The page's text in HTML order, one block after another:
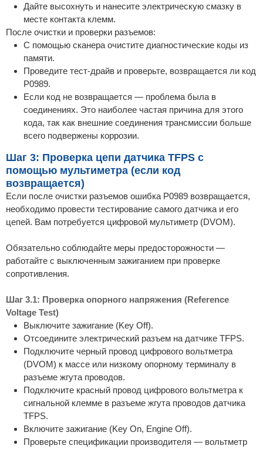
Дайте высохнуть и нанесите электрическую смазку в
месте контакта клемм.
После очистки и проверки разъемов:
С помощью сканера очистите диагностические коды из
памяти.
Проведите тест-драйв и проверьте, возвращается ли код
P0989.
Если код не возвращается — проблема была в
соединениях. Это наиболее частая причина для этого
кода, так как внешние соединения трансмиссии больше
всего подвержены коррозии.
Шаг 3: Проверка цепи датчика TFPS с
помощью мультиметра (если код
возвращается)
Если после очистки разъемов ошибка P0989 возвращается,
необходимо провести тестирование самого датчика и его
цепей. Вам потребуется цифровой мультиметр (DVOM).
Обязательно соблюдайте меры предосторожности —
работайте с выключенным зажиганием при проверке
сопротивления.
Шаг 3.1: Проверка опорного напряжения (Reference
Voltage Test)
Выключите зажигание (Key Off).
Отсоедините электрический разъем на датчике TFPS.
Подключите черный провод цифрового вольтметра
(DVOM) к массе или низкому опорному терминалу в
разъеме жгута проводов.
Подключите красный провод цифрового вольтметра к
сигнальной клемме в разъеме жгута проводов датчика
TFPS.
Включите зажигание (Key On, Engine Off).
Проверьте спецификации производителя — вольтметр